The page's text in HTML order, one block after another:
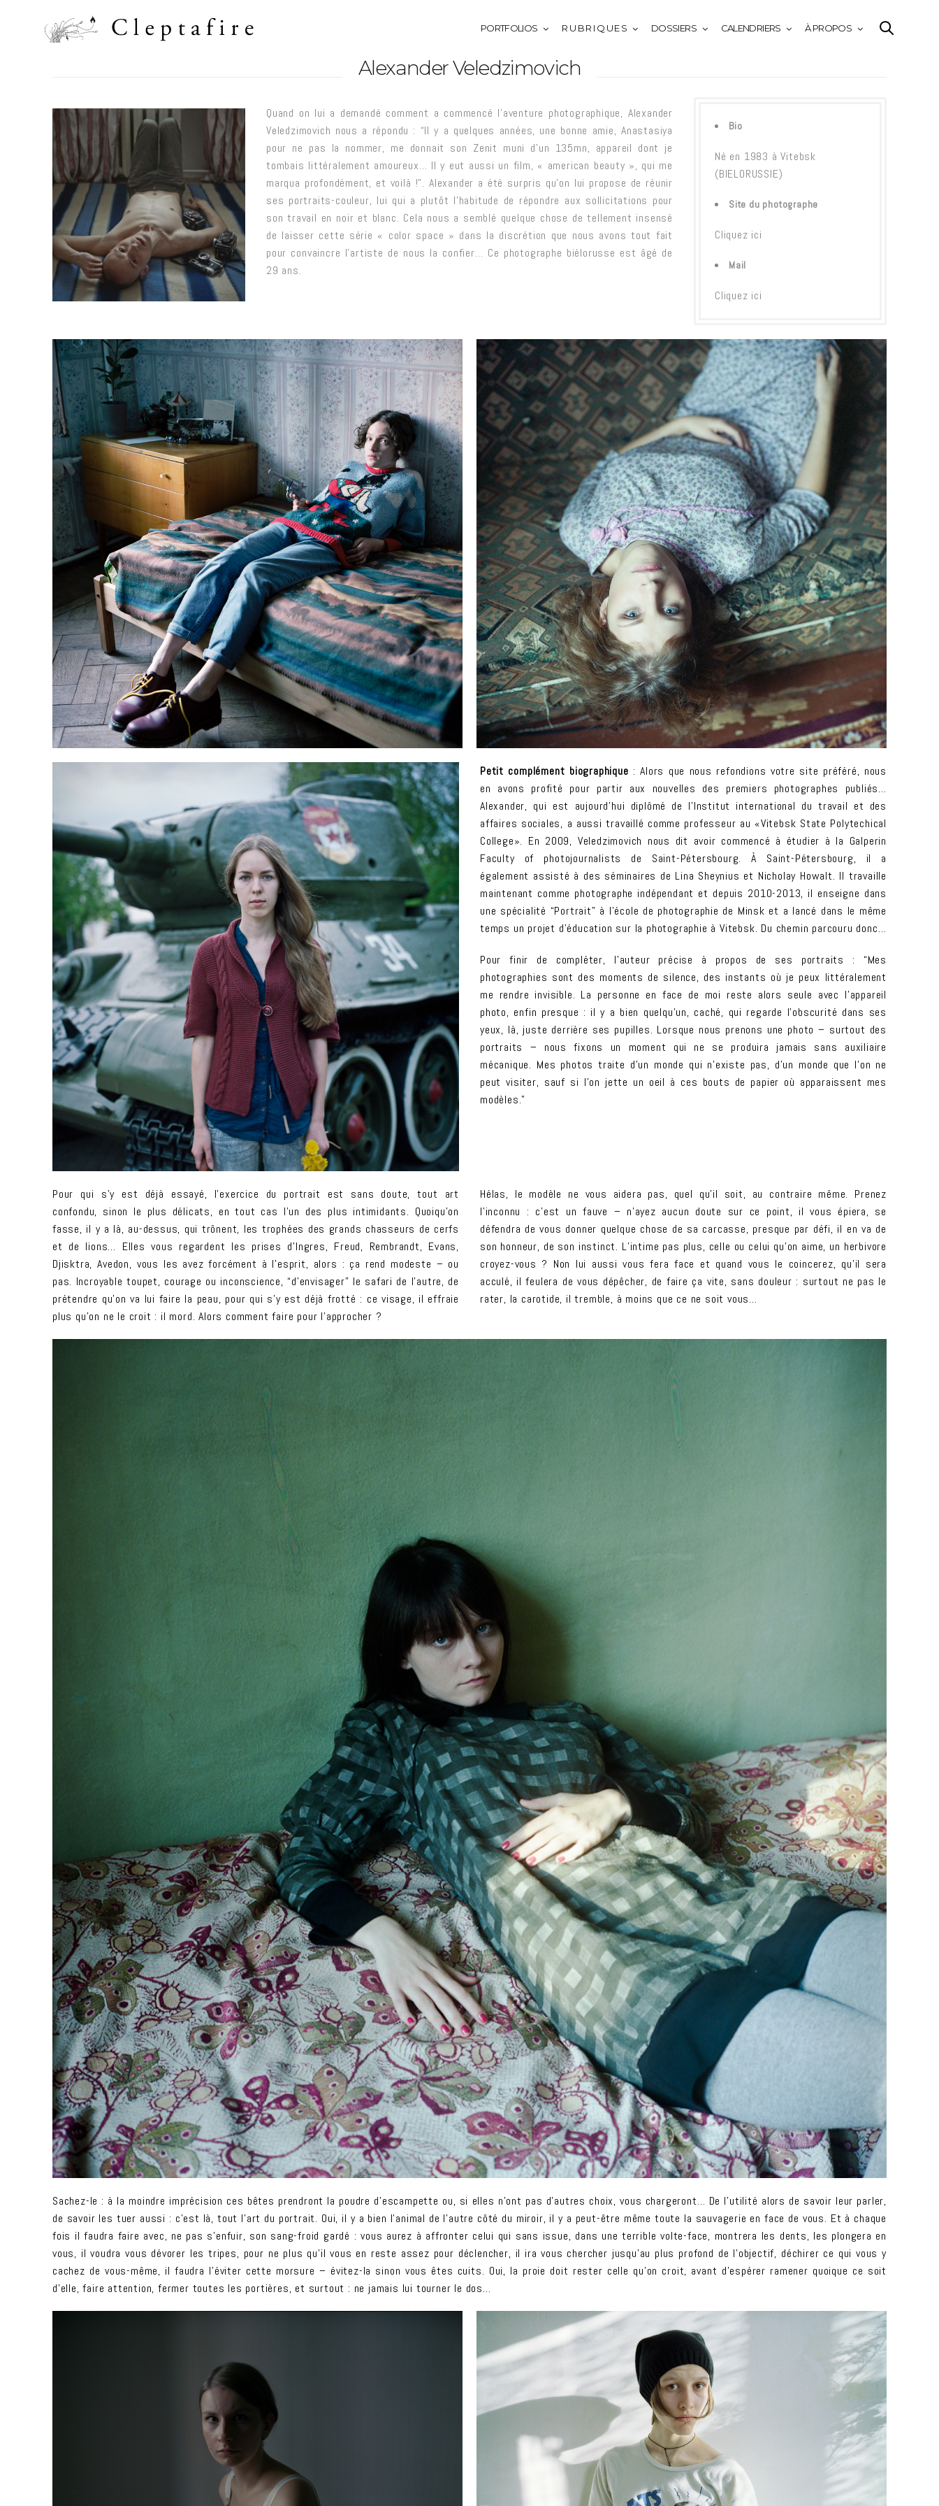
PORTFOLIOS R U B R I Q U E S DOSSIERS CALENDRIERS À PROPOS
Alexander Veledzimovich
Quand on lui a demandé comment a commencé l’aventure photographique, Alexander
Veledzimovich nous a répondu : “Il y a quelques années, une bonne amie, Anastasiya
pour ne pas la nommer, me donnait son Zenit muni d’un 135mn, appareil dont je
tombais littéralement amoureux… Il y eut aussi un film, « american beauty », qui me
marqua profondément, et voilà !”. Alexander a été surpris qu’on lui propose de réunir
ses portraits-couleur, lui qui a plutôt l’habitude de répondre aux sollicitations pour
son travail en noir et blanc. Cela nous a semblé quelque chose de tellement insensé
de laisser cette série « color space » dans la discrétion que nous avons tout fait
pour convaincre l’artiste de nous la confier… Ce photographe biélorusse est âgé de
29 ans.
Bio
Né en 1983 à Vitebsk
(BIELORUSSIE)
Site du photographe
Cliquez ici
Mail
Cliquez ici
Petit complément biographique : Alors que nous refondions votre site préféré, nous
en avons profité pour partir aux nouvelles des premiers photographes publiés…
Alexander, qui est aujourd’hui diplômé de l’Institut international du travail et des
affaires sociales, a aussi travaillé comme professeur au «Vitebsk State Polytechical
College». En 2009, Veledzimovich nous dit avoir commencé à étudier à la Galperin
Faculty of photojournalists de Saint-Pétersbourg. À Saint-Pétersbourg, il a
également assisté à des séminaires de Lina Sheynius et Nicholay Howalt. Il travaille
maintenant comme photographe indépendant et depuis 2010-2013, il enseigne dans
une spécialité “Portrait” à l’école de photographie de Minsk et a lancé dans le même
temps un projet d’éducation sur la photographie à Vitebsk. Du chemin parcouru donc…
Pour finir de compléter, l’auteur précise à propos de ses portraits : “Mes
photographies sont des moments de silence, des instants où je peux littéralement
me rendre invisible. La personne en face de moi reste alors seule avec l’appareil
photo, enfin presque : il y a bien quelqu’un, caché, qui regarde l’obscurité dans ses
yeux, là, juste derrière ses pupilles. Lorsque nous prenons une photo – surtout des
portraits – nous fixons un moment qui ne se produira jamais sans auxiliaire
mécanique. Mes photos traite d’un monde qui n’existe pas, d’un monde que l’on ne
peut visiter, sauf si l’on jette un oeil à ces bouts de papier où apparaissent mes
modèles.”
Pour qui s’y est déjà essayé, l’exercice du portrait est sans doute, tout art
confondu, sinon le plus délicats, en tout cas l’un des plus intimidants. Quoiqu’on
fasse, il y a là, au-dessus, qui trônent, les trophées des grands chasseurs de cerfs
et de lions… Elles vous regardent les prises d’Ingres, Freud, Rembrandt, Evans,
Djisktra, Avedon, vous les avez forcément à l’esprit, alors : ça rend modeste – ou
pas. Incroyable toupet, courage ou inconscience, “d’envisager” le safari de l’autre, de
prétendre qu’on va lui faire la peau, pour qui s’y est déjà frotté : ce visage, il effraie
plus qu’on ne le croit : il mord. Alors comment faire pour l’approcher ?
Hélas, le modèle ne vous aidera pas, quel qu’il soit, au contraire même. Prenez
l’inconnu : c’est un fauve – n’ayez aucun doute sur ce point, il vous épiera, se
défendra de vous donner quelque chose de sa carcasse, presque par défi, il en va de
son honneur, de son instinct. L’intime pas plus, celle ou celui qu’on aime, un herbivore
croyez-vous ? Non lui aussi vous fera face et quand vous le coincerez, qu’il sera
acculé, il feulera de vous dépêcher, de faire ça vite, sans douleur : surtout ne pas le
rater, la carotide, il tremble, à moins que ce ne soit vous…
Sachez-le : à la moindre imprécision ces bêtes prendront la poudre d’escampette ou, si elles n’ont pas d’autres choix, vous chargeront… De l’utilité alors de savoir leur parler,
de savoir les tuer aussi : c’est là, tout l’art du portrait. Oui, il y a bien l’animal de l’autre côté du miroir, il y a peut-être même toute la sauvagerie en face de vous. Et à chaque
fois il faudra faire avec, ne pas s’enfuir, son sang-froid gardé : vous aurez à affronter celui qui sans issue, dans une terrible volte-face, montrera les dents, les plongera en
vous, il voudra vous dévorer les tripes, pour ne plus qu’il vous en reste assez pour déclencher, il ira vous chercher jusqu’au plus profond de l’objectif, déchirer ce qui vous y
cachez de vous-même, il faudra l’éviter cette morsure – évitez-la sinon vous êtes cuits. Oui, la proie doit rester celle qu’on croit, avant d’espérer ramener quoique ce soit
d’elle, faire attention, fermer toutes les portières, et surtout : ne jamais lui tourner le dos…